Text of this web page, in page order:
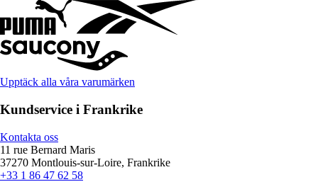
Upptäck alla våra varumärken
Kundservice i Frankrike
Kontakta oss
11 rue Bernard Maris
37270 Montlouis-sur-Loire, Frankrike
+33 1 86 47 62 58